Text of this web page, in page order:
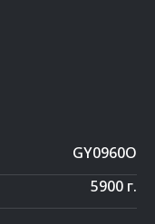
GY0960O
5900 г.